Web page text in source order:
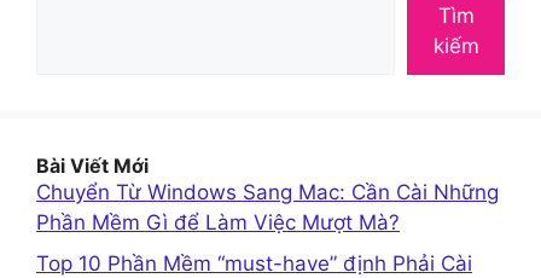
Tìm
kiếm
Bài Viết Mới
Chuyển Từ Windows Sang Mac: Cần Cài Những
Phần Mềm Gì để Làm Việc Mượt Mà?
Top 10 Phần Mềm “must-have” định Phải Cài